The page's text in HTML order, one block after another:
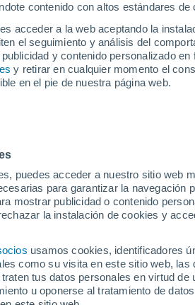
contenido con altos estándares de
acceder a la web aceptando la
el seguimiento y análisis del
y contenido personalizado
y retirar en cualquier momento el
en el pie de nuestra página web.
puedes acceder a nuestro sitio web
para garantizar la navegación
mostrar publicidad o contenido
la instalación de cookies y
usamos cookies, identificadores
como su visita en este sitio web,
tus datos personales en virtud de
u oponerse al tratamiento de
Hoy
7 Ago
1 2 4 1
- / 43
Espesor de
Espesor de